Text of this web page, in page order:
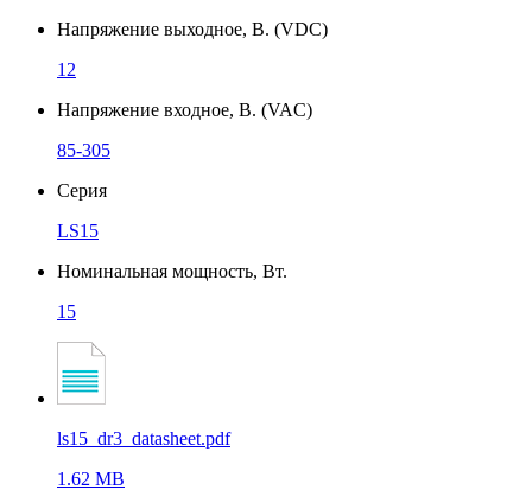
Напряжение выходное, В. (VDC)
12
Напряжение входное, В. (VAC)
85-305
Серия
LS15
Номинальная мощность, Вт.
15
ls15_dr3_datasheet.pdf
1.62 MB